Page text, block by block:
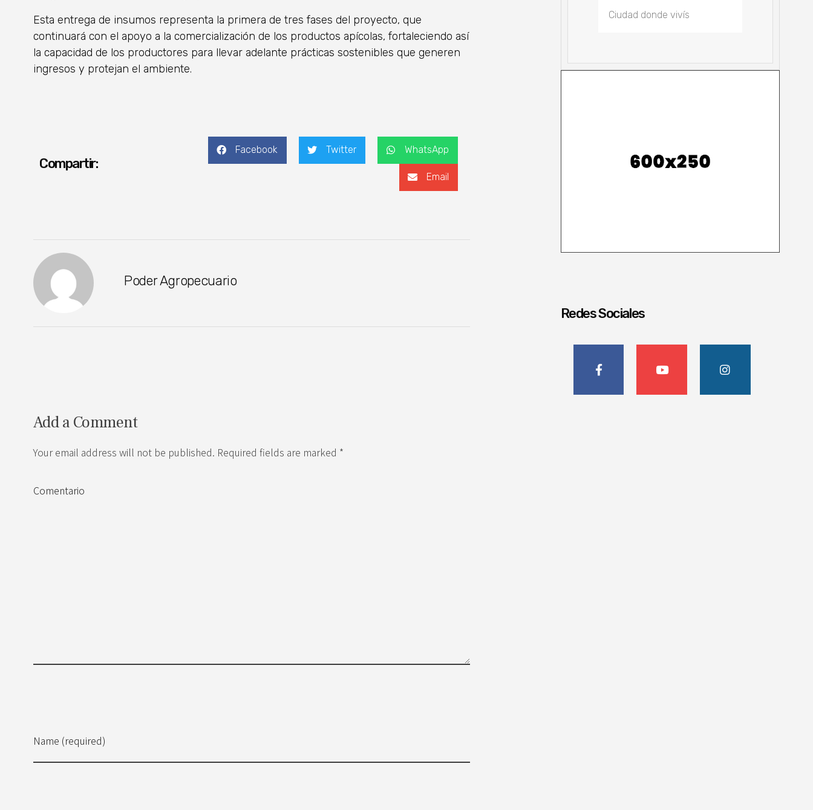
Esta entrega de insumos representa la primera de tres fases del proyecto, que
continuará con el apoyo a la comercialización de los productos apícolas, fortaleciendo así
la capacidad de los productores para llevar adelante prácticas sostenibles que generen
ingresos y protejan el ambiente.
Compartir:
Facebook Twitter WhatsApp
Email
Poder Agropecuario
Add a Comment
Your email address will not be published. Required fields are marked *
Name (required)
Comentario
Redes Sociales